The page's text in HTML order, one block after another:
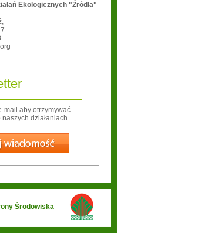
Ekologicznych "Źródła"
,
mail aby otrzymywać
działaniach
Wyślij
Środowiska